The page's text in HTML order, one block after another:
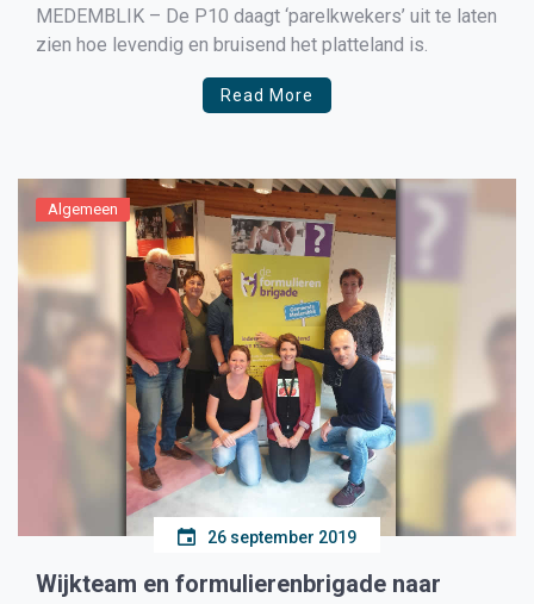
MEDEMBLIK – De P10 daagt ‘parelkwekers’ uit te laten
zien hoe levendig en bruisend het platteland is.
Read More
Algemeen
26 september 2019
Wijkteam en formulierenbrigade naar